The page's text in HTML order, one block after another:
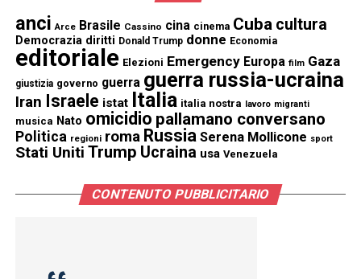
anci Arce Brasile Cassino cina cinema Cuba cultura
Democrazia diritti Donald Trump donne Economia
editoriale Elezioni Emergency Europa film Gaza
giustizia governo guerra guerra russia-ucraina
Iran Israele istat Italia italia nostra lavoro migranti
musica Nato omicidio pallamano conversano
Politica regioni roma Russia Serena Mollicone sport
Stati Uniti Trump Ucraina usa Venezuela
CONTENUTO PUBBLICITARIO